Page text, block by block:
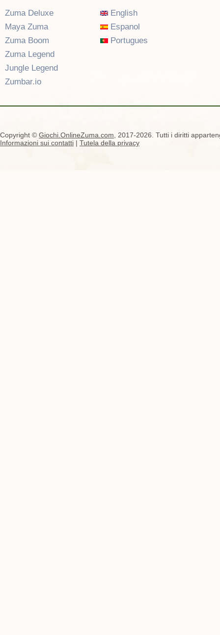
Zuma Deluxe
Maya Zuma
Zuma Boom
Zuma Legend
Jungle Legend
Zumbar.io
English
Espanol
Portugues
Copyright © Giochi.OnlineZuma.com , 2017-2026. Tutti i diritti
Informazioni sui contatti | Tutela della privacy